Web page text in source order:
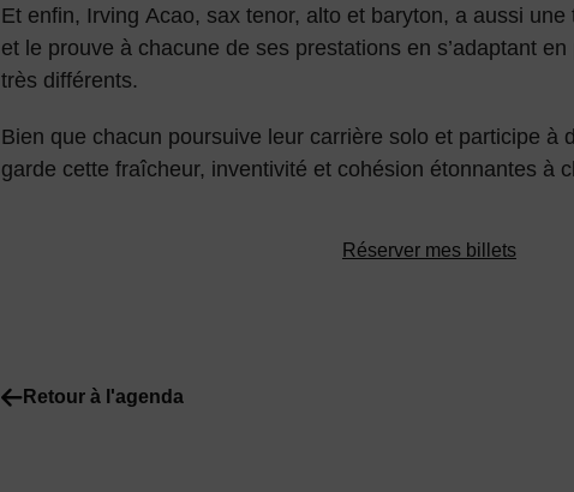
Et enfin, Irving Acao, sax tenor, alto et baryton, a aussi
et le prouve à chacune de ses prestations en s’adaptant
très différents.
Bien que chacun poursuive leur carrière solo et participe à
garde cette fraîcheur, inventivité et cohésion étonnantes à
Réserver mes billets
Retour à l'agenda